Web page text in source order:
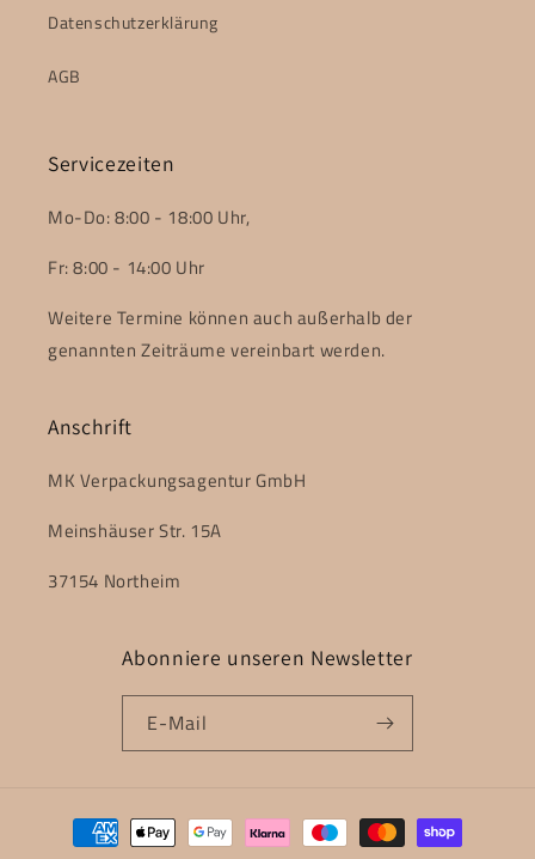
Datenschutzerklärung
AGB
Servicezeiten
Mo-Do: 8:00 - 18:00 Uhr,
Fr: 8:00 - 14:00 Uhr
Weitere Termine können auch außerhalb der
genannten Zeiträume vereinbart werden.
Anschrift
MK Verpackungsagentur GmbH
Meinshäuser Str. 15A
37154 Northeim
Abonniere unseren Newsletter
E-Mail
Zahlungsmethoden